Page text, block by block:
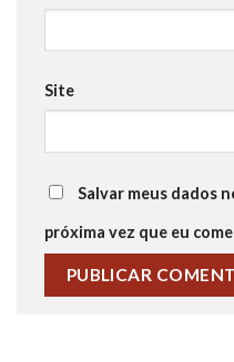
Site
Salvar meus dados
próxima vez que eu